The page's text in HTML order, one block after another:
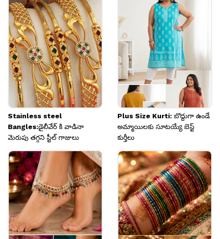
చేయండి. దీనికి వెనుక వరకు చైన్ ఉంటుంది, కింద చిన్న
ఝుంకీ ప్యాటర్న్ కూడా జోడించారు.
Image credits: Pinterest
Stainless steel
Bangles:డైలీవేర్ కి వాడినా
మెరుపు తగ్గని స్టీల్ గాజులు
Plus Size Kurti: బొద్దుగా ఉండే
అమ్మాయిలకు సూటయ్యే బెస్ట్
కుర్తీలు